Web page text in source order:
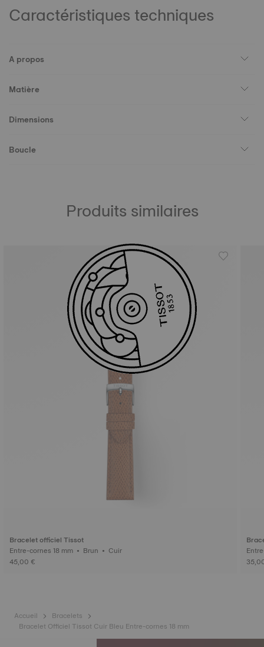
Caractéristiques techniques
A propos
Matière
Dimensions
Boucle
Produits similaires
Bracelet officiel Tissot
Entre-cornes 18 mm • Brun • Cuir
45,00 €
Accueil
Bracelets
Bracelet Officiel Tissot Cuir Bleu Entre-cornes 18 mm